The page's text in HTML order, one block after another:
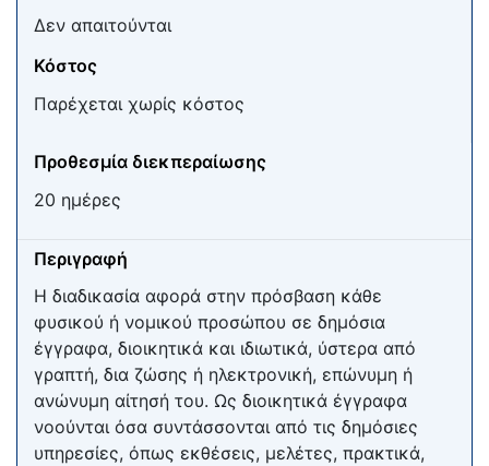
Δεν απαιτούνται
Κόστος
Παρέχεται χωρίς κόστος
Προθεσμία διεκπεραίωσης
20 ημέρες
Περιγραφή
Η διαδικασία αφορά στην πρόσβαση κάθε
φυσικού ή νομικού προσώπου σε δημόσια
έγγραφα, διοικητικά και ιδιωτικά, ύστερα από
γραπτή, δια ζώσης ή ηλεκτρονική, επώνυμη ή
ανώνυμη αίτησή του. Ως διοικητικά έγγραφα
νοούνται όσα συντάσσονται από τις δημόσιες
υπηρεσίες, όπως εκθέσεις, μελέτες, πρακτικά,